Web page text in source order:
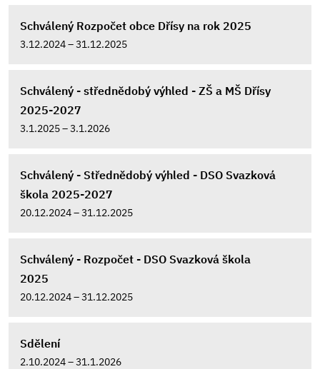
Schválený Rozpočet obce Dřísy na rok 2025
3.12.2024 – 31.12.2025
Schválený - střednědobý výhled - ZŠ a MŠ Dřísy
2025-2027
3.1.2025 – 3.1.2026
Schválený - Střednědobý výhled - DSO Svazková
škola 2025-2027
20.12.2024 – 31.12.2025
Schválený - Rozpočet - DSO Svazková škola
2025
20.12.2024 – 31.12.2025
Sdělení
2.10.2024 – 31.1.2026